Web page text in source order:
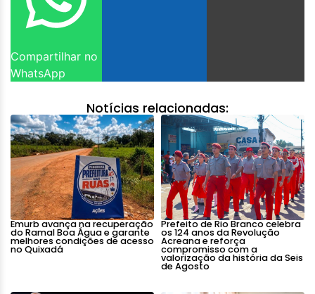
Compartilhar no
WhatsApp
Notícias relacionadas:
Emurb avança na recuperação
do Ramal Boa Água e garante
melhores condições de acesso
no Quixadá
Prefeito de Rio Branco celebra
os 124 anos da Revolução
Acreana e reforça
compromisso com a
valorização da história da Seis
de Agosto